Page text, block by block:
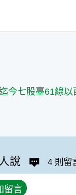
今七股臺61線
說 4 則留
留言